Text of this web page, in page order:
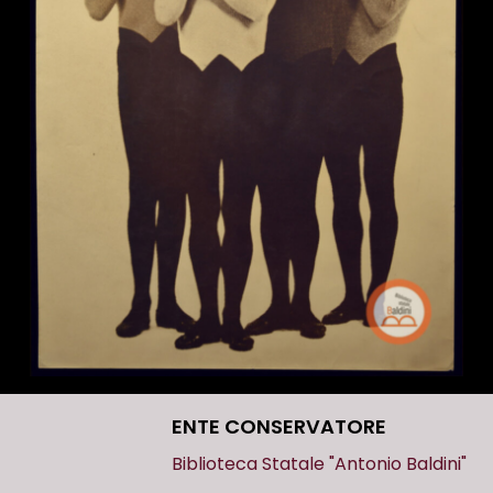
ENTE CONSERVATORE
Biblioteca Statale "Antonio Baldini"